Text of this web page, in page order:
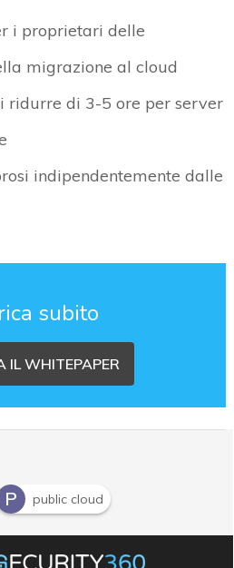
i proprietari delle
migrazione al cloud
ridurre di 3-5 ore per server
indipendentemente dalle
subito
IL WHITEPAPER
P public cloud